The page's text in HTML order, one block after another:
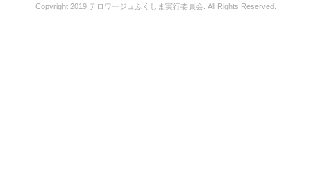
Copyright 2019 テロワージュふくしま実行委員会. All Rights Reserved.